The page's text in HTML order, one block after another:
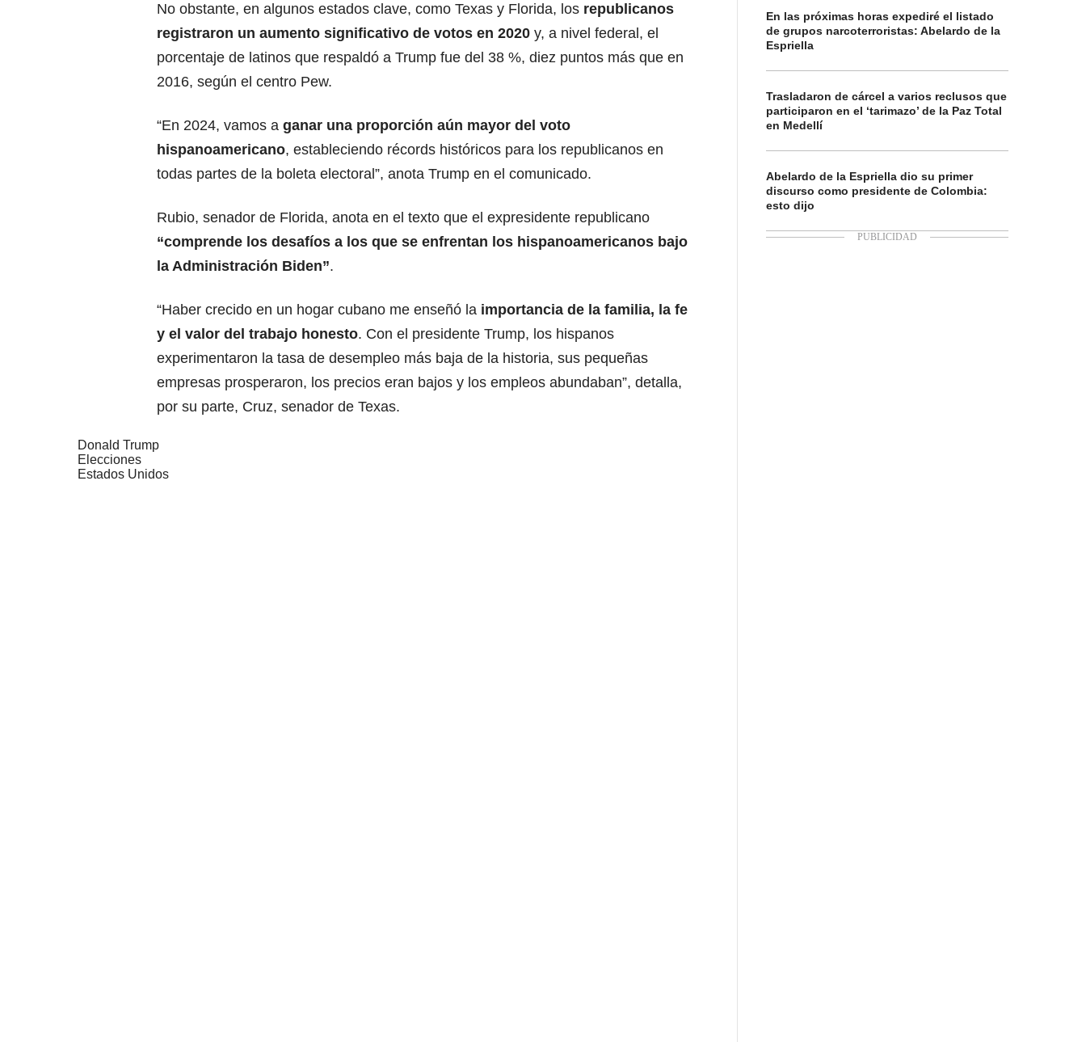
No obstante, en algunos estados clave, como Texas y Florida, los republicanos
registraron un aumento significativo de votos en 2020 y, a nivel federal, el
porcentaje de latinos que respaldó a Trump fue del 38 %, diez puntos más que en
2016, según el centro Pew.
“En 2024, vamos a ganar una proporción aún mayor del voto
hispanoamericano, estableciendo récords históricos para los republicanos en
todas partes de la boleta electoral”, anota Trump en el comunicado.
Rubio, senador de Florida, anota en el texto que el expresidente republicano
“comprende los desafíos a los que se enfrentan los hispanoamericanos bajo
la Administración Biden”.
“Haber crecido en un hogar cubano me enseñó la importancia de la familia, la fe
y el valor del trabajo honesto. Con el presidente Trump, los hispanos
experimentaron la tasa de desempleo más baja de la historia, sus pequeñas
empresas prosperaron, los precios eran bajos y los empleos abundaban”, detalla,
por su parte, Cruz, senador de Texas.
Donald Trump
Elecciones
Estados Unidos
En las próximas horas expediré el listado
de grupos narcoterroristas: Abelardo de la
Espriella
Trasladaron de cárcel a varios reclusos que
participaron en el ‘tarimazo’ de la Paz Total
en Medellí
Abelardo de la Espriella dio su primer
discurso como presidente de Colombia:
esto dijo